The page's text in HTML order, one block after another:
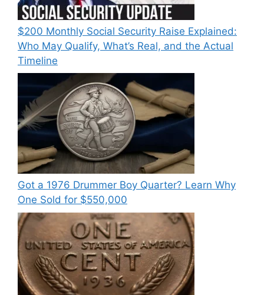
$200 Monthly Social Security Raise Explained:
Who May Qualify, What’s Real, and the Actual
Timeline
Got a 1976 Drummer Boy Quarter? Learn Why
One Sold for $550,000